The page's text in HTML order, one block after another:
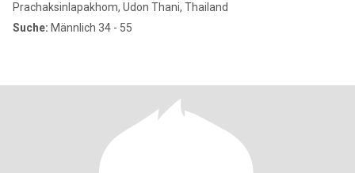
Prachaksinlapakhom, Udon Thani, Thailand
Suche: Männlich 34 - 55